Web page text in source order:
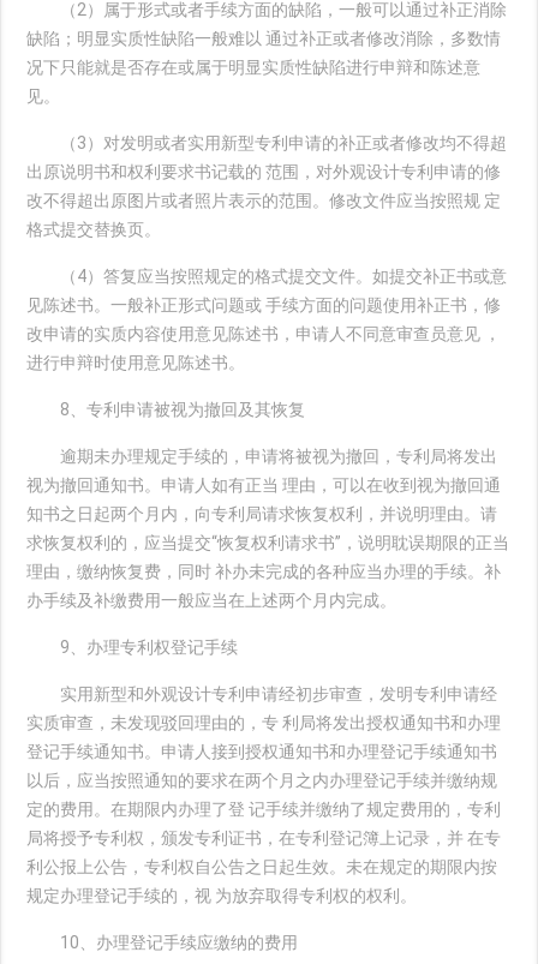
（2）属于形式或者手续方面的缺陷，一般可以通过补正消除
缺陷；明显实质性缺陷一般难以 通过补正或者修改消除，多数情
况下只能就是否存在或属于明显实质性缺陷进行申辩和陈述意
见。
（3）对发明或者实用新型专利申请的补正或者修改均不得超
出原说明书和权利要求书记载的 范围，对外观设计专利申请的修
改不得超出原图片或者照片表示的范围。修改文件应当按照规 定
格式提交替换页。
（4）答复应当按照规定的格式提交文件。如提交补正书或意
见陈述书。一般补正形式问题或 手续方面的问题使用补正书，修
改申请的实质内容使用意见陈述书，申请人不同意审查员意见 ，
进行申辩时使用意见陈述书。
8、专利申请被视为撤回及其恢复
逾期未办理规定手续的，申请将被视为撤回，专利局将发出
视为撤回通知书。申请人如有正当 理由，可以在收到视为撤回通
知书之日起两个月内，向专利局请求恢复权利，并说明理由。请
求恢复权利的，应当提交“恢复权利请求书”，说明耽误期限的正当
理由，缴纳恢复费，同时 补办未完成的各种应当办理的手续。补
办手续及补缴费用一般应当在上述两个月内完成。
9、办理专利权登记手续
实用新型和外观设计专利申请经初步审查，发明专利申请经
实质审查，未发现驳回理由的，专 利局将发出授权通知书和办理
登记手续通知书。申请人接到授权通知书和办理登记手续通知书
以后，应当按照通知的要求在两个月之内办理登记手续并缴纳规
定的费用。在期限内办理了登 记手续并缴纳了规定费用的，专利
局将授予专利权，颁发专利证书，在专利登记簿上记录，并 在专
利公报上公告，专利权自公告之日起生效。未在规定的期限内按
规定办理登记手续的，视 为放弃取得专利权的权利。
10、办理登记手续应缴纳的费用